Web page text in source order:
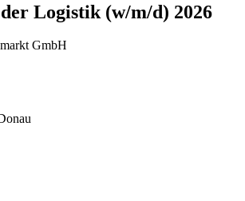
Logistik (w/m/d) 2026
GmbH